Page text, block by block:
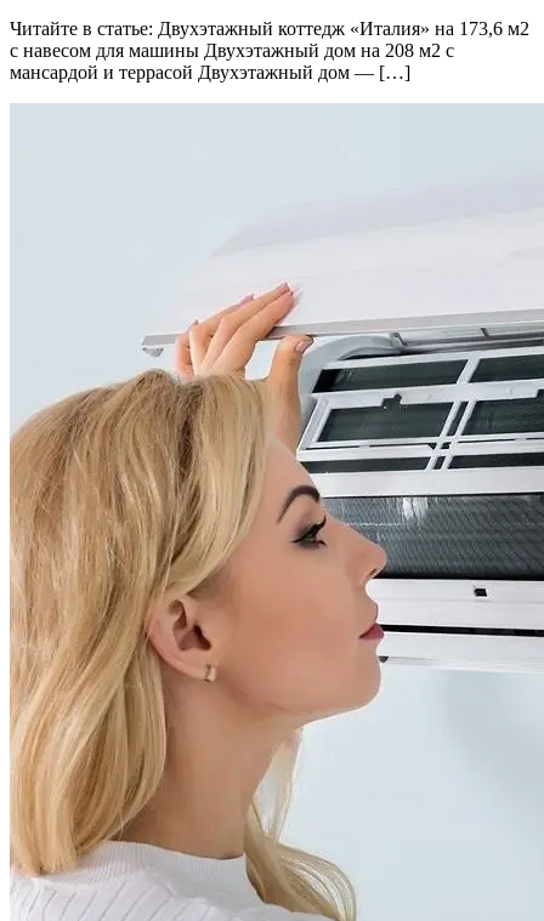
Читайте в статье: Двухэтажный коттедж «Италия» на 173,6 м2
с навесом для машины Двухэтажный дом на 208 м2 с
мансардой и террасой Двухэтажный дом — […]